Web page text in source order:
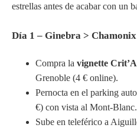
estrellas antes de acabar con un
Día 1 – Ginebra >
Compra la vignette
Grenoble (4 € online).
Pernocta en el parking
€) con vista al Mont-Blanc.
Sube en teleférico a